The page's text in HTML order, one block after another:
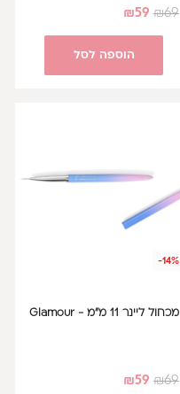
₪69
₪59
הוספה לסל
-14%
מכחול ליינר 11 מ"מ - Glamour
₪69
₪59